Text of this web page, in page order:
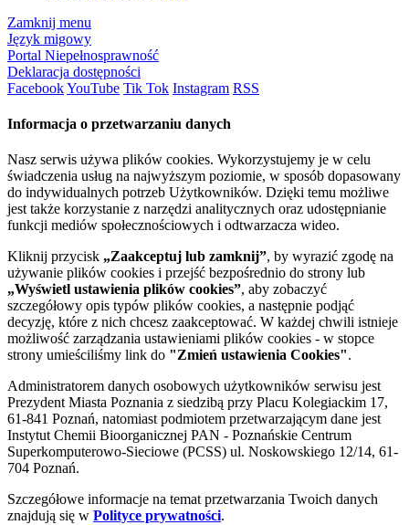
Zamknij menu
Język migowy
Portal Niepełnosprawność
Deklaracja dostępności
FacebookYouTube Tik Tok Instagram RSS
Informacja o przetwarzaniu danych
Nasz serwis używa plików cookies. Wykorzystujemy je w celu
świadczenia usług na najwyższym poziomie, w sposób dopasowany
do indywidualnych potrzeb Użytkowników. Dzięki temu możliwe
jest także korzystanie z narzędzi analitycznych oraz udostępnianie
funkcji mediów społecznościowych i odtwarzacza wideo.
Kliknij przycisk „Zaakceptuj lub zamknij”, by wyrazić zgodę na
używanie plików cookies i przejść bezpośrednio do strony lub
„Wyświetl ustawienia plików cookies”, aby zobaczyć
szczegółowy opis typów plików cookies, a następnie podjąć
decyzję, które z nich chcesz zaakceptować. W każdej chwili istnieje
możliwość zarządzania ustawieniami plików cookies - w stopce
strony umieściliśmy link do "Zmień ustawienia Cookies".
Administratorem danych osobowych użytkowników serwisu jest
Prezydent Miasta Poznania z siedzibą przy Placu Kolegiackim 17,
61-841 Poznań, natomiast podmiotem przetwarzającym dane jest
Instytut Chemii Bioorganicznej PAN - Poznańskie Centrum
Superkomputerowo-Sieciowe (PCSS) ul. Noskowskiego 12/14, 61-
704 Poznań.
Szczegółowe informacje na temat przetwarzania Twoich danych
znajdują się w Polityce prywatności.